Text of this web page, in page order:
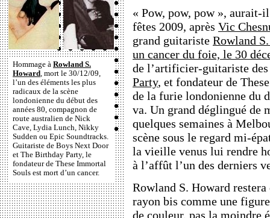
Hommage à Rowland S.
Howard, mort le 30/12/09,
l’un des éléments les plus
radicaux de la scène
londonienne du début des
années 80, compagnon de
route australien de Nick
Cave, Lydia Lunch, Nikky
Sudden ou Epic Soundtracks.
Guitariste de Boys Next Door
et The Birthday Party, le
fondateur de These Immortal
Souls est mort d’un cancer.
« Pow, pow, pow », aurait-
fêtes 2009, après Vic
grand guitariste Rowland
un cancer du foie, le 30
de l’artificier-guitariste
Party, et fondateur de
de la furie londonienne du
va. Un grand déglingué de
quelques semaines à
scène sous le regard mi-
la vieille venus lui rendre
à l’affût l’un des derniers
Rowland S. Howard
rayon bis comme une
de couleur, pas la moindre